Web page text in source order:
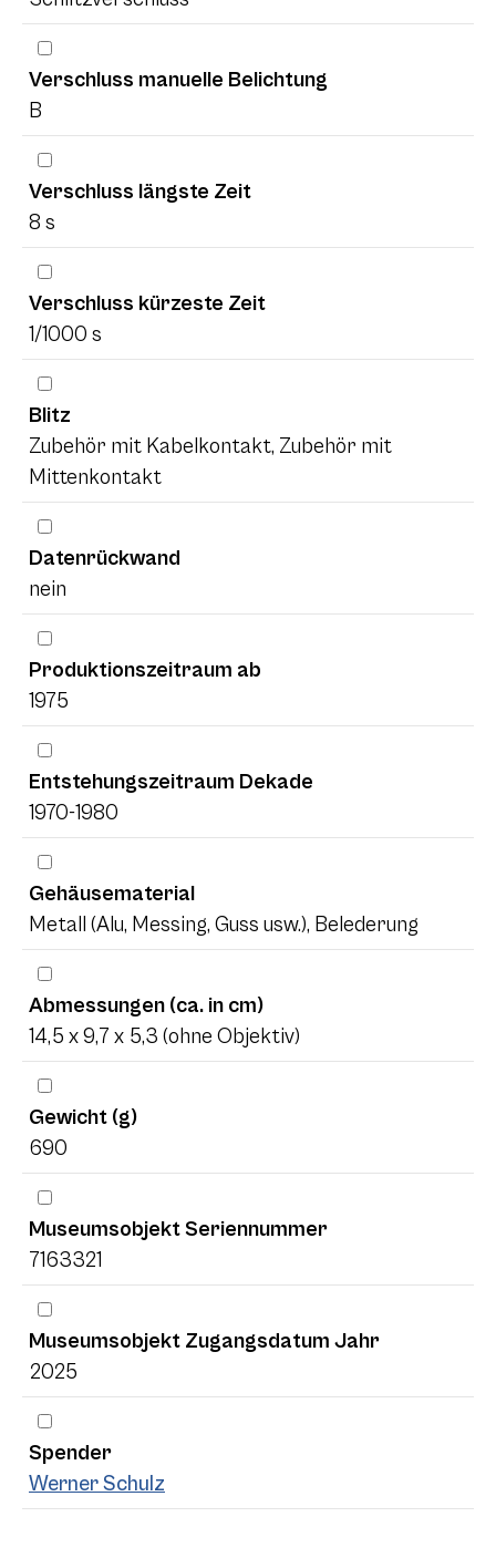
Verschluss manuelle Belichtung
B
Verschluss längste Zeit
8 s
Verschluss kürzeste Zeit
1/1000 s
Blitz
Zubehör mit Kabelkontakt, Zubehör mit
Mittenkontakt
Datenrückwand
nein
Produktionszeitraum ab
1975
Entstehungszeitraum Dekade
1970-1980
Gehäusematerial
Metall (Alu, Messing, Guss usw.), Belederung
Abmessungen (ca. in cm)
14,5 x 9,7 x 5,3 (ohne Objektiv)
Gewicht (g)
690
Museumsobjekt Seriennummer
7163321
Museumsobjekt Zugangsdatum Jahr
2025
Spender
Werner Schulz